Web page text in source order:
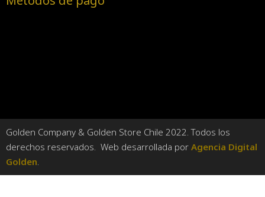
Golden Company & Golden Store Chile 2022. Todos los
derechos reservados. Web desarrollada por Agencia Digital
Golden.